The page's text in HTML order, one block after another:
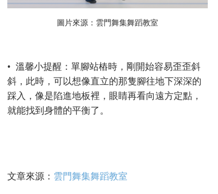
圖片來源：雲門舞集舞蹈教室
• 溫馨小提醒：單腳站樁時，剛開始容易歪歪斜
斜，此時，可以想像直立的那隻腳往地下深深的
踩入，像是陷進地板裡，眼睛再看向遠方定點，
就能找到身體的平衡了。
文章來源： 雲門舞集舞蹈教室